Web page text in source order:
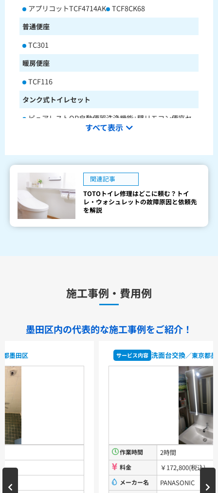
アプリコットTCF4714AK TCF8CK68
普通便座
TC301
暖房便座
TCF116
タンク式トイレセット
ピュアレストQR自動便器洗浄機能+壁リモコン便座セ
ットCS232BM+SH233BA+TCF4714AK
水栓金具
キッチン用水栓金具
TKS05321J TKS05321Z
TKS05305ZA TKS05320J TKS05301J
TLN32TEFRZ TLHG31AEFR
TLHG31AEFZ
TLHG30EGZ TLS05301J
TLC32ERZ
LF-E345SYCN
VシリーズLMPB060A1GDC1G+LDPB060BAGEN2
VシリーズLMPB075A1GDC1G+LDPB075BAGEN2
VシリーズLMPB075A3GDC1G+LDPB075BAGEN2
VシリーズLMPB075B1GDC1G+LDPB075BAGEN2
すべて表示
関連記事
TOTOトイレ修理はどこに頼む？トイ
レ・ウォシュレットの故障原因と依頼先
を解説
施工事例・費用例
墨田区内の代表的な施工事例をご紹介！
サービス内容 ／東京都墨田区
￥172,800(税込)